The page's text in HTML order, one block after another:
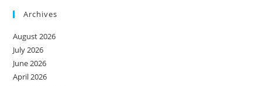
Archives
August 2026
July 2026
June 2026
April 2026